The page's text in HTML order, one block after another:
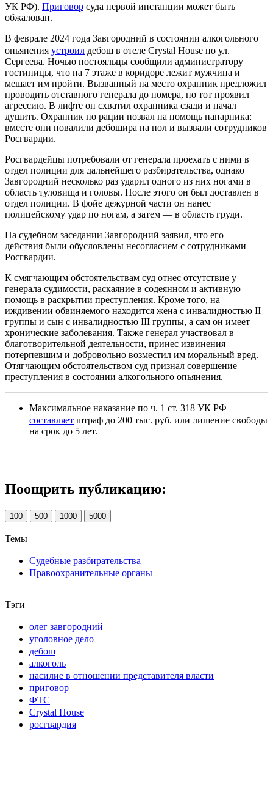
УК РФ). Приговор суда первой инстанции может быть
обжалован.
В феврале 2024 года Завгородний в состоянии алкогольного
опьянения устроил дебош в отеле Crystal House по ул.
Сергеева. Ночью постояльцы сообщили администратору
гостиницы, что на 7 этаже в коридоре лежит мужчина и
мешает им пройти. Вызванный на место охранник предложил
проводить отставного генерала до номера, но тот проявил
агрессию. В лифте он схватил охранника сзади и начал
душить. Охранник по рации позвал на помощь напарника:
вместе они повалили дебошира на пол и вызвали сотрудников
Росгвардии.
Росгвардейцы потребовали от генерала проехать с ними в
отдел полиции для дальнейшего разбирательства, однако
Завгородний несколько раз ударил одного из них ногами в
область туловища и головы. После этого он был доставлен в
отдел полиции. В фойе дежурной части он нанес
полицейскому удар по ногам, а затем — в область груди.
На судебном заседании Завгородний заявил, что его
действия были обусловлены несогласием с сотрудниками
Росгвардии.
К смягчающим обстоятельствам суд отнес отсутствие у
генерала судимости, раскаяние в содеянном и активную
помощь в раскрытии преступления. Кроме того, на
иждивении обвиняемого находится жена с инвалидностью II
группы и сын с инвалидностью III группы, а сам он имеет
хронические заболевания. Также генерал участвовал в
благотворительной деятельности, принес извинения
потерпевшим и добровольно возместил им моральный вред.
Отягчающим обстоятельством суд признал совершение
преступления в состоянии алкогольного опьянения.
Максимальное наказание по ч. 1 ст. 318 УК РФ
составляет штраф до 200 тыс. руб. или лишение свободы
на срок до 5 лет.
Поощрить публикацию:
100 500 1000 5000
Темы
Судебные разбирательства
Правоохранительные органы
Тэги
олег завгородний
уголовное дело
дебош
алкоголь
насилие в отношении представителя власти
приговор
ФТС
Crystal House
росгвардия